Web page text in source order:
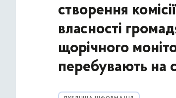
створення
власності
щорічного
перебувають на